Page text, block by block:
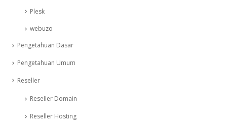
Plesk
webuzo
Pengetahuan Dasar
Pengetahuan Umum
Reseller
Reseller Domain
Reseller Hosting